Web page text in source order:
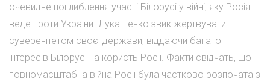
очевидне поглиблення участі Білорусі у війні, яку Росія
веде проти України. Лукашенко звик жертвувати
суверенітетом своєї держави, віддаючи багато
інтересів Білорусі на користь Росії. Факти свідчать, що
повномасштабна війна Росії була частково розпочата з